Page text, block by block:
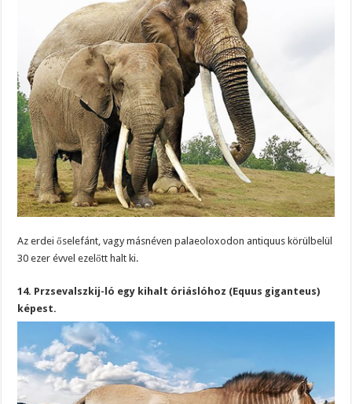
Az erdei őselefánt, vagy másnéven palaeoloxodon antiquus körülbelül
30 ezer évvel ezelőtt halt ki.
14. Przsevalszkij-ló egy kihalt óriáslóhoz (Equus giganteus)
képest.